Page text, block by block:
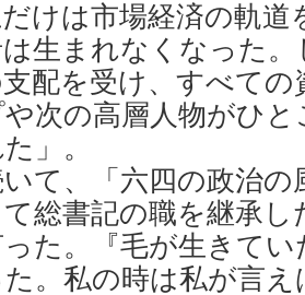
けは市場経済の軌
生まれなくなった
配を受け、すべての
次の高層人物がひ
」。
いて、「六四の政治
総書記の職を継承し
た。『毛が生きて
。私の時は私が言